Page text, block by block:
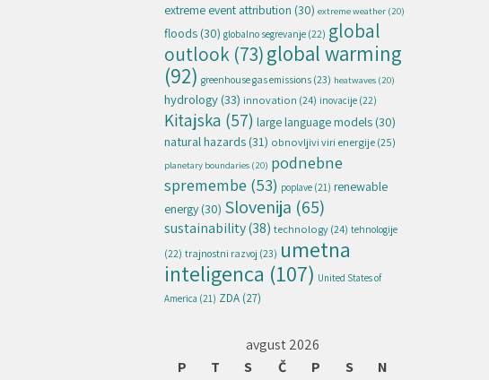
extreme event attribution (30) extreme weather (20)
floods (30) globalno segrevanje (22) global
outlook (73)global warming
(92) greenhouse gas emissions (23) heatwaves (20)
hydrology(33) innovation (24) inovacije (22)
Kitajska (57) large language models (30)
natural hazards (31) obnovljivi viri energije(25)
planetary boundaries (20) podnebne
spremembe (53) poplave (21) renewable
energy (30) Slovenija (65)
sustainability(38) technology(24) tehnologije
(22) trajnostni razvoj (23) umetna
inteligenca (107) United States of
America (21) ZDA (27)
avgust 2026
P
T S Č P S N